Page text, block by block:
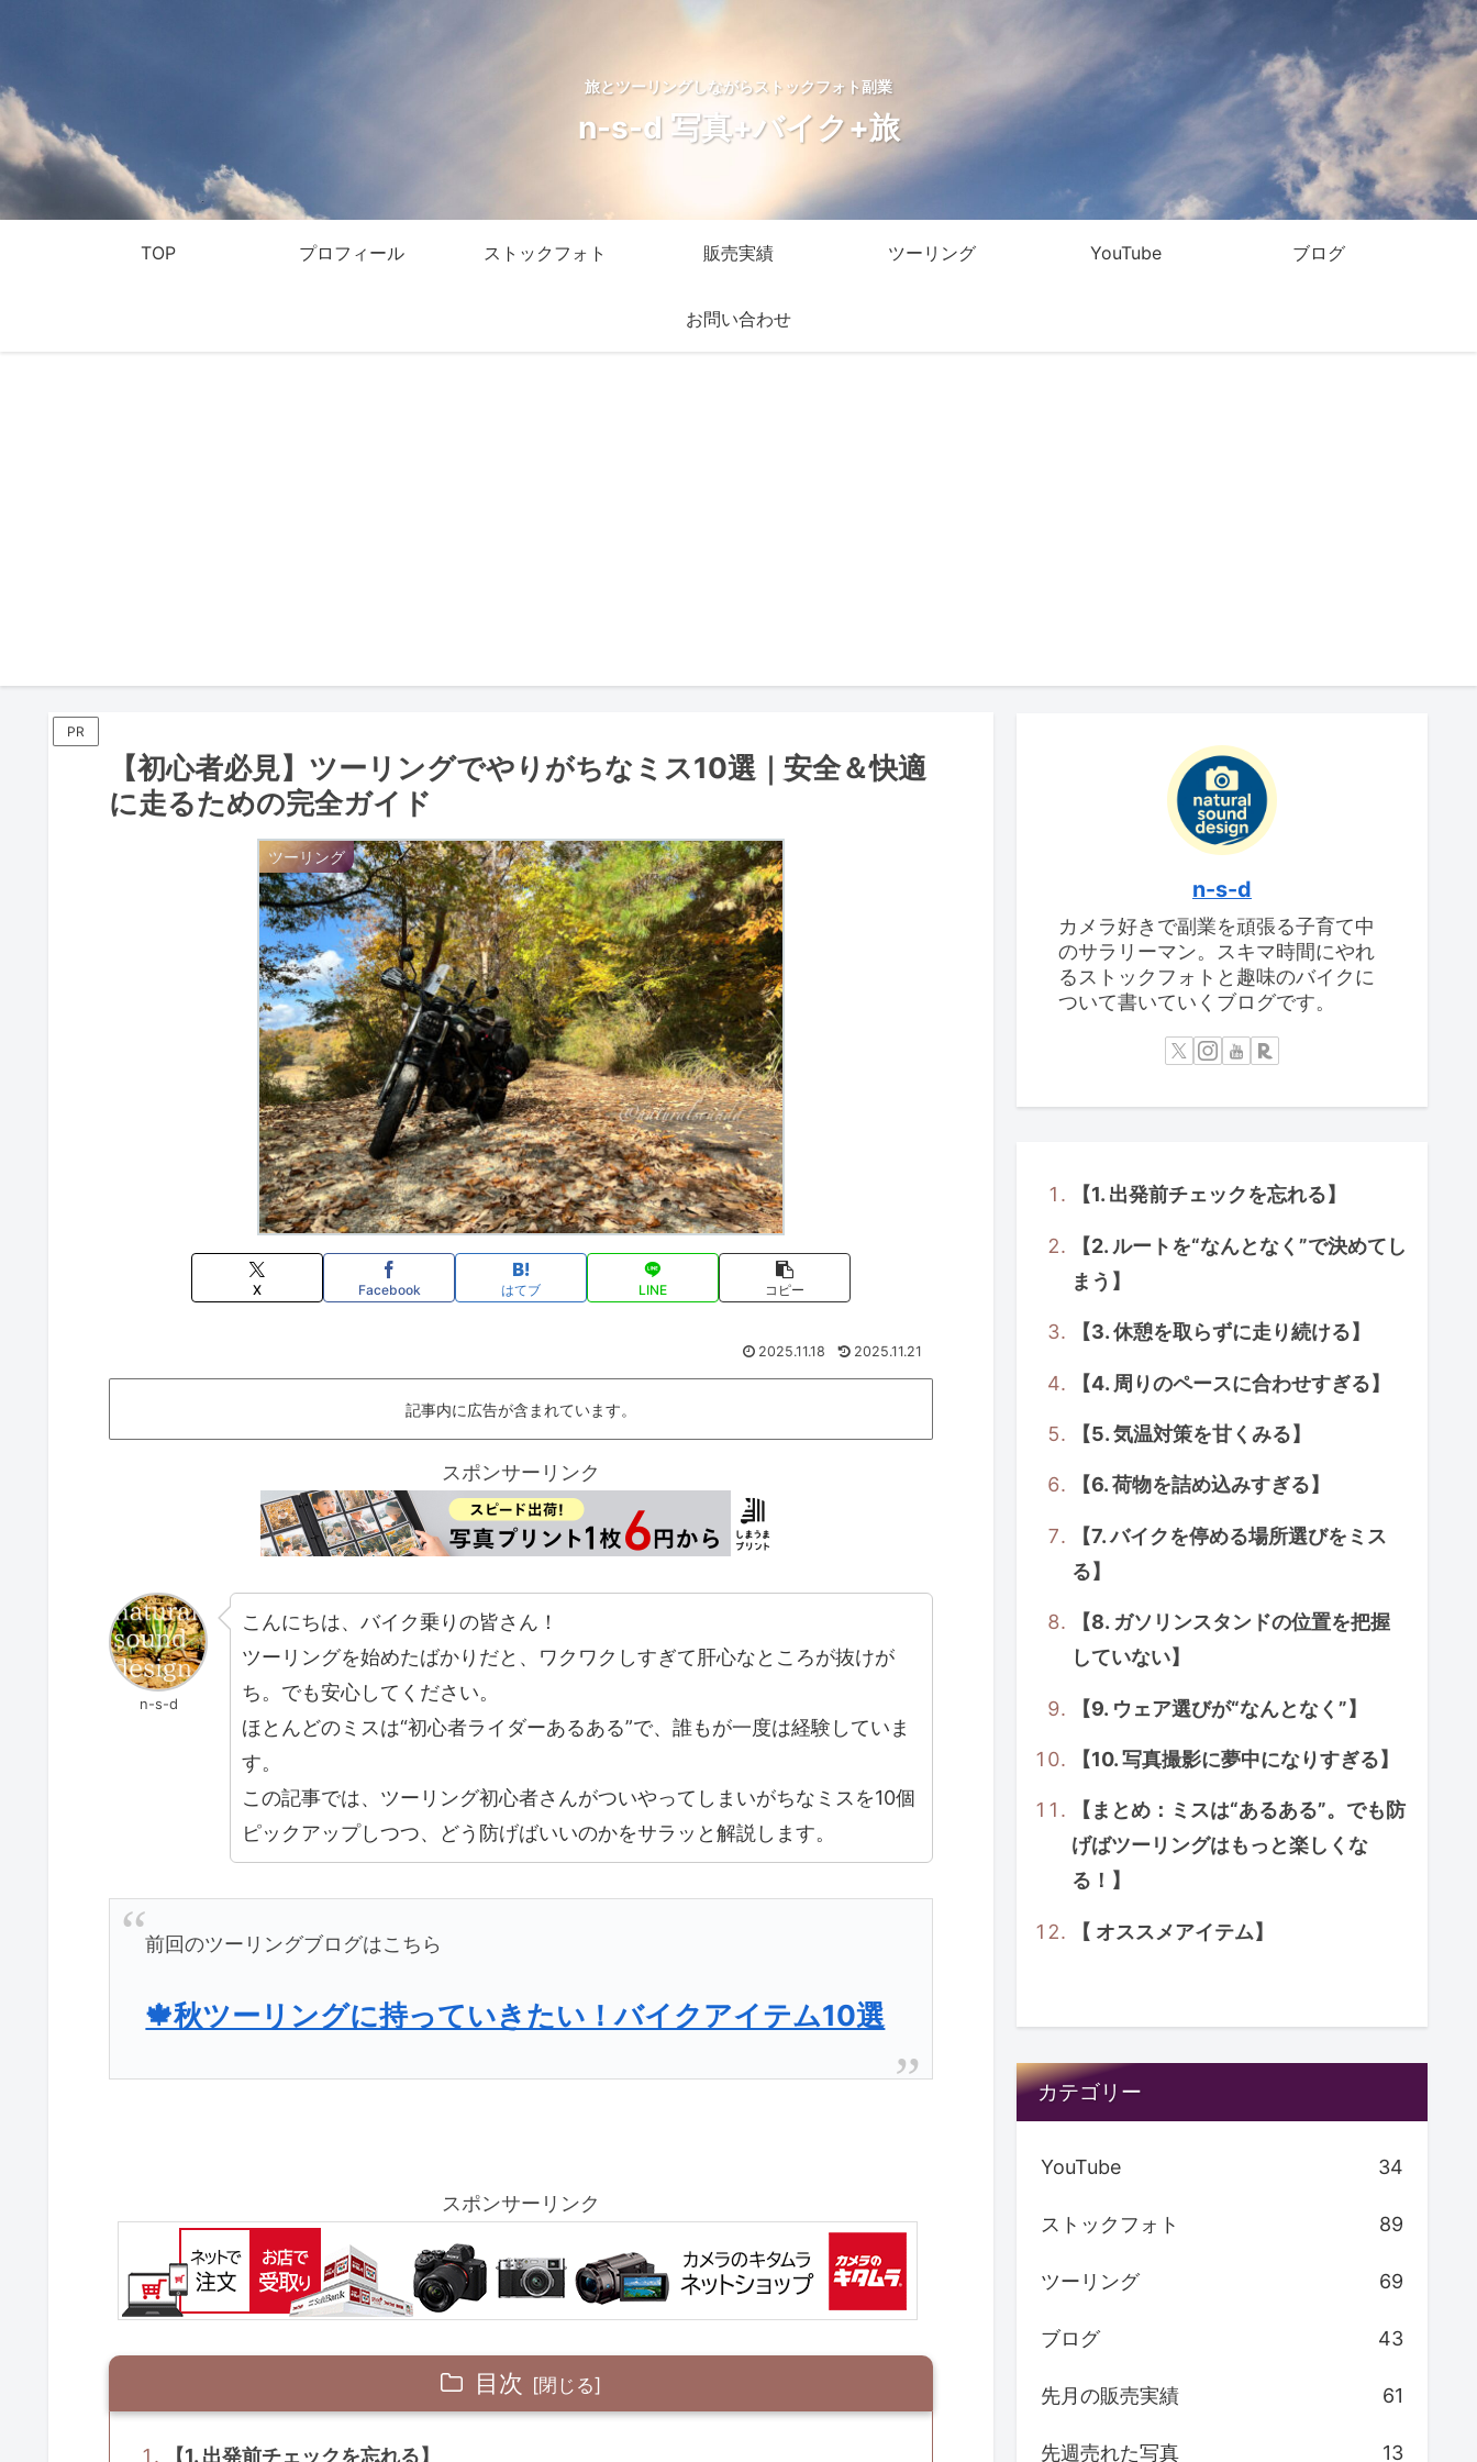
旅とツーリングしながらストックフォト副業
n-s-d 写真+バイク+旅
TOP プロフィール ストックフォト 販売実績 ツーリング YouTube ブログ
お問い合わせ
PR
【初心者必見】ツーリングでやりがちなミス10選｜安全＆快適
に走るための完全ガイド
ツーリング
X Facebook はてブ LINE コピー
2025.11.18 2025.11.21
記事内に広告が含まれています。
スポンサーリンク
n-s-d
こんにちは、バイク乗りの皆さん！
ツーリングを始めたばかりだと、ワクワクしすぎて肝心なところが抜けが
ち。でも安心してください。
ほとんどのミスは“初心者ライダーあるある”で、誰もが一度は経験していま
す。
この記事では、ツーリング初心者さんがついやってしまいがちなミスを10個
ピックアップしつつ、どう防げばいいのかをサラッと解説します。
前回のツーリングブログはこちら
🍁秋ツーリングに持っていきたい！バイクアイテム10選
スポンサーリンク
目次
【1. 出発前チェックを忘れる】
n-s-d
カメラ好きで副業を頑張る子育て中
のサラリーマン。スキマ時間にやれ
るストックフォトと趣味のバイクに
ついて書いていくブログです。
【1. 出発前チェックを忘れる】
【2. ルートを“なんとなく”で決めてし
まう】
【3. 休憩を取らずに走り続ける】
【4. 周りのペースに合わせすぎる】
【5. 気温対策を甘くみる】
【6. 荷物を詰め込みすぎる】
【7. バイクを停める場所選びをミス
る】
【8. ガソリンスタンドの位置を把握
していない】
【9. ウェア選びが“なんとなく”】
【10. 写真撮影に夢中になりすぎる】
【まとめ：ミスは“あるある”。でも防
げばツーリングはもっと楽しくな
る！】
【 オススメアイテム】
カテゴリー
YouTube 34
ストックフォト 89
ツーリング 69
ブログ 43
先月の販売実績 61
先週売れた写真 13